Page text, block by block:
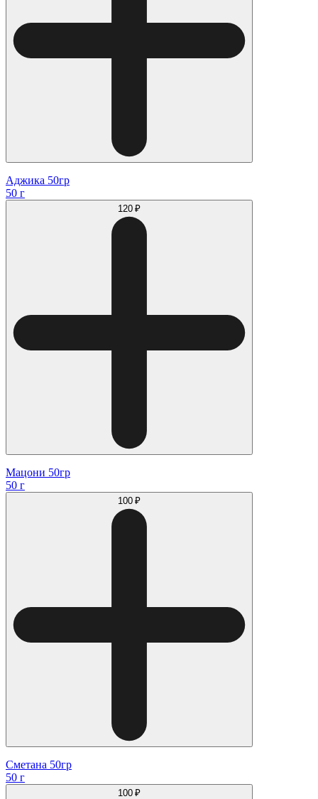
Аджика 50гр
50 г
120 ₽
Мацони 50гр
50 г
100 ₽
Сметана 50гр
50 г
100 ₽